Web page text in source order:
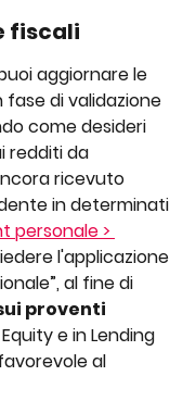
fiscali
aggiornare le
di validazione
come desideri
redditi da
ricevuto
in determinati
personale >
l'applicazione
al fine di
proventi
e in Lending
al